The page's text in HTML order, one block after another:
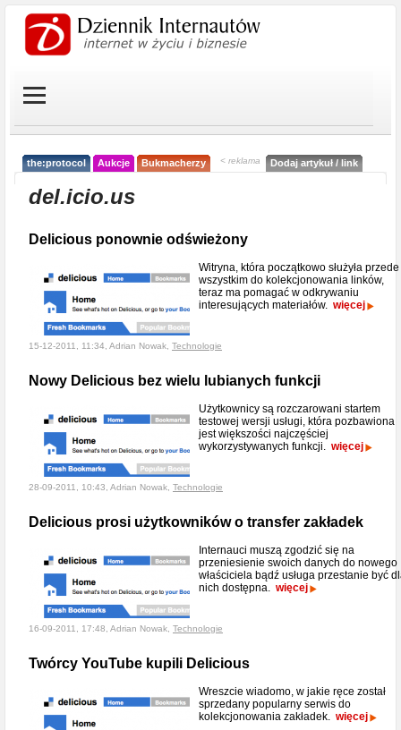
the:protocol Aukcje Bukmacherzy < reklama Dodaj artykuł / link
del.icio.us
Delicious ponownie odświeżony
Witryna, która początkowo służyła przede
wszystkim do kolekcjonowania linków,
teraz ma pomagać w odkrywaniu
interesujących materiałów. więcej
15-12-2011, 11:34, Adrian Nowak, Technologie
Nowy Delicious bez wielu lubianych funkcji
Użytkownicy są rozczarowani startem
testowej wersji usługi, która pozbawiona
jest większości najczęściej
wykorzystywanych funkcji. więcej
28-09-2011, 10:43, Adrian Nowak, Technologie
Delicious prosi użytkowników o transfer zakładek
Internauci muszą zgodzić się na
przeniesienie swoich danych do nowego
właściciela bądź usługa przestanie być
nich dostępna. więcej
16-09-2011, 17:48, Adrian Nowak, Technologie
Twórcy YouTube kupili Delicious
Wreszcie wiadomo, w jakie ręce został
sprzedany popularny serwis do
kolekcjonowania zakładek. więcej